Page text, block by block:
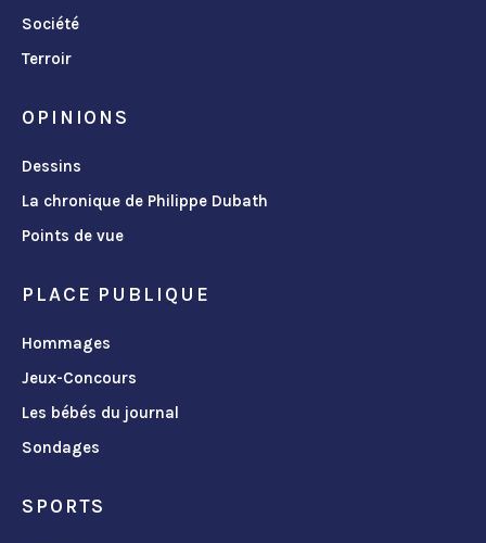
Société
Terroir
OPINIONS
Dessins
La chronique de Philippe Dubath
Points de vue
PLACE PUBLIQUE
Hommages
Jeux-Concours
Les bébés du journal
Sondages
SPORTS